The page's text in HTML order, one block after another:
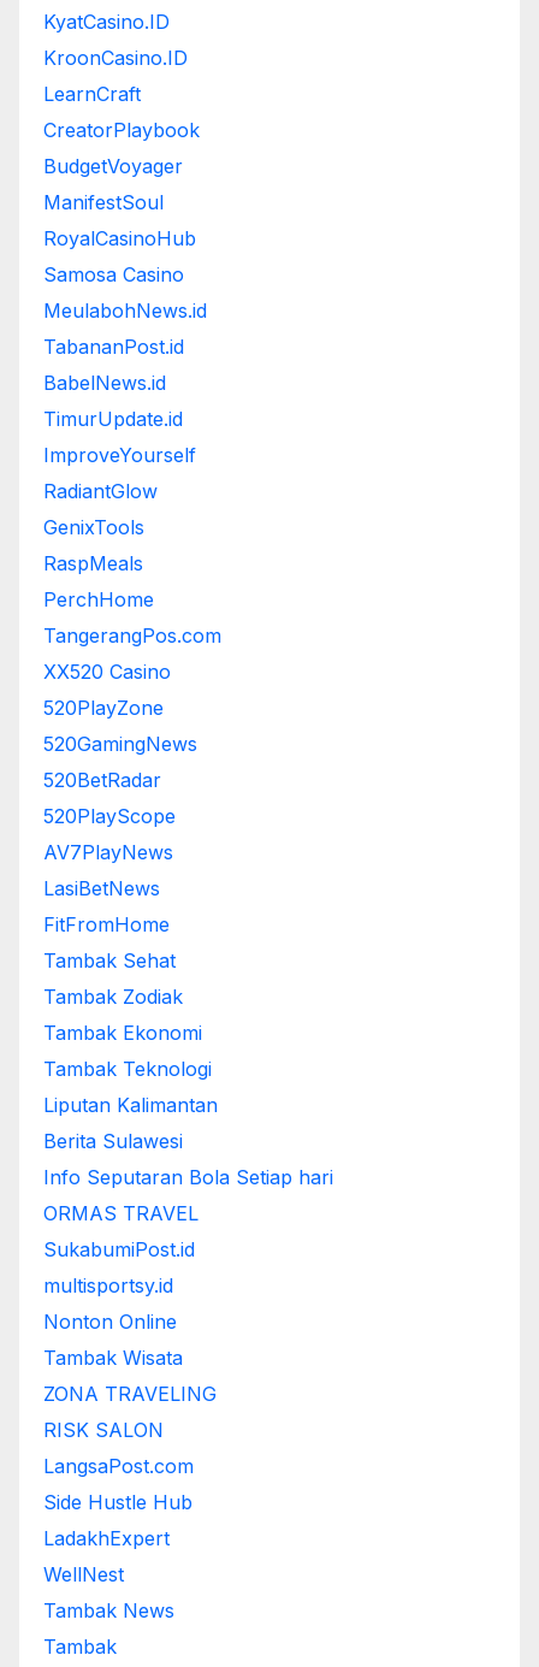
KyatCasino.ID
KroonCasino.ID
LearnCraft
CreatorPlaybook
BudgetVoyager
ManifestSoul
RoyalCasinoHub
Samosa Casino
MeulabohNews.id
TabananPost.id
BabelNews.id
TimurUpdate.id
ImproveYourself
RadiantGlow
GenixTools
RaspMeals
PerchHome
TangerangPos.com
XX520 Casino
520PlayZone
520GamingNews
520BetRadar
520PlayScope
AV7PlayNews
LasiBetNews
FitFromHome
Tambak Sehat
Tambak Zodiak
Tambak Ekonomi
Tambak Teknologi
Liputan Kalimantan
Berita Sulawesi
Info Seputaran Bola Setiap hari
ORMAS TRAVEL
SukabumiPost.id
multisportsy.id
Nonton Online
Tambak Wisata
ZONA TRAVELING
RISK SALON
LangsaPost.com
Side Hustle Hub
LadakhExpert
WellNest
Tambak News
Tambak